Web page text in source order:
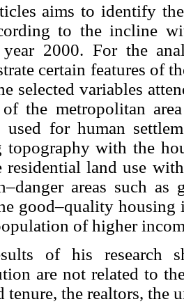
aims to identify
to the incline
2000. For the
certain features of
selected variables
the metropolitan
used for human
topography with the
residential land use
areas such as
good–quality housing
of higher
of his research
are not related to
tenure, the realtors, the